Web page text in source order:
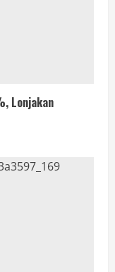
Lonjakan